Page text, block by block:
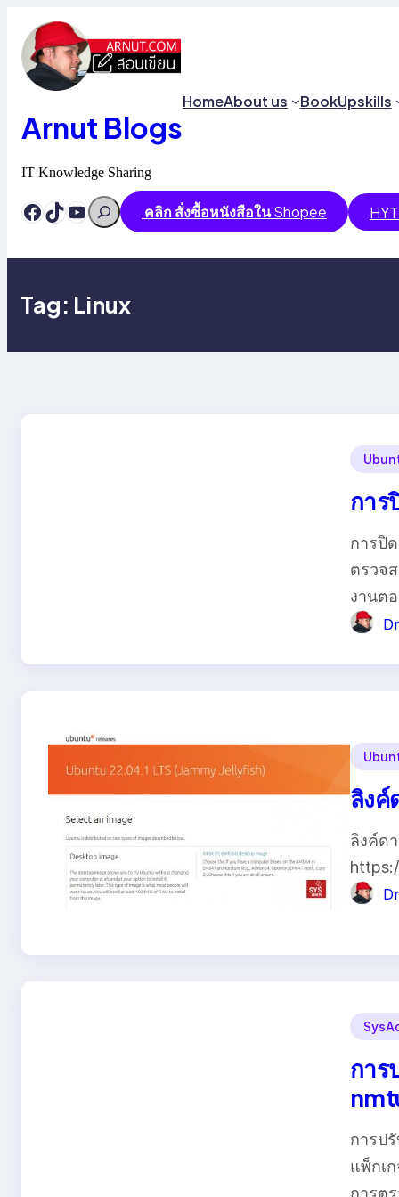
content
Arnut Blogs
IT Knowledge Sharing
HomeAbout us BookUpskills
Facebook
TikTok
YouTube
Search คลิก สั่งซื้อหนังสือในShopee
Tag: Linux
การ
การปิ
ตรวจ
งานต
ลิงค์
ลิงค์ด
การ
การป
แพ็กเ
การต